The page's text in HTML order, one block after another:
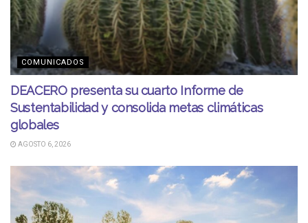
COMUNICADOS
DEACERO presenta su cuarto Informe de
Sustentabilidad y consolida metas climáticas
globales
AGOSTO 6, 2026